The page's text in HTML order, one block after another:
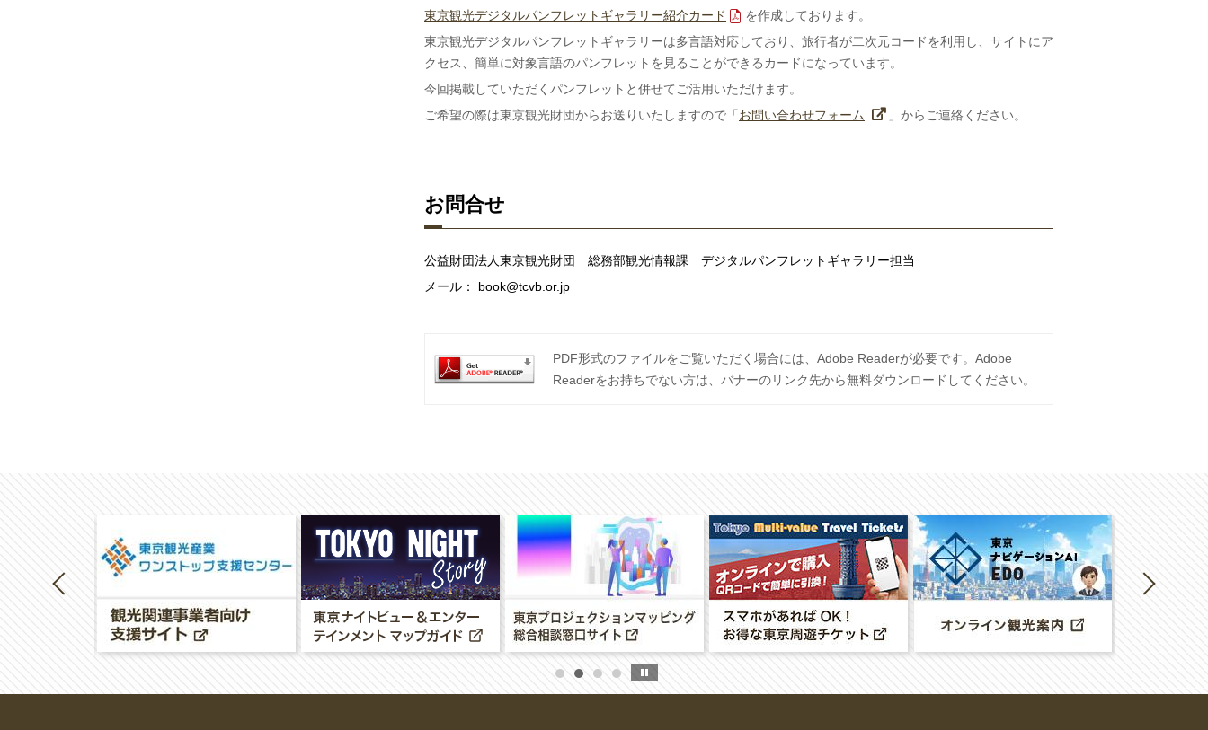
東京観光デジタルパンフレットギャラリー紹介カード
を作成しております。
東京観光デジタルパンフレットギャラリーは多言語対応しており、旅行者が二次元コードを利用し、サイトにア
クセス、簡単に対象言語のパンフレットを見ることができるカードになっています。
今回掲載していただくパンフレットと併せてご活用いただけます。
ご希望の際は東京観光財団からお送りいたしますので「 お問い合わせフォーム 」からご連絡ください。
お問合せ
公益財団法人東京観光財団 総務部観光情報課 デジタルパンフレットギャラリー担当
メール：
book@tcvb.or.jp
PDF形式のファイルをご覧いただく場合には、Adobe Readerが必要です。Adobe
Readerをお持ちでない方は、バナーのリンク先から無料ダウンロードしてください。